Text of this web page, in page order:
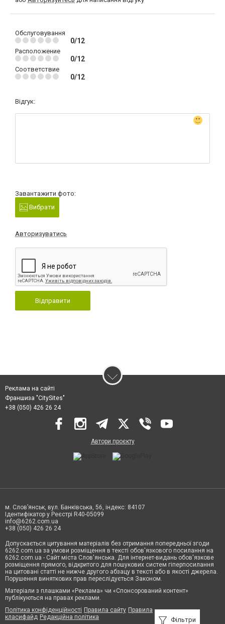
Обслуговування
0/12
Расположение
0/12
Соответствие
0/12
Відгук:
Завантажити фото:
Вибрати
Авторизуватись
Відправити
Фільтри
Реклама на сайті
Франшиза "CitySites"
+38 (050) 426 26 24
Автори проєкту
м. Слов’янськ, вул. Банківська, 56, індекс: 84107
Ідентифікатор у Реєстрі R40-05099
info@6262.com.ua
+38 (050) 426 26 24
Допускається цитування матеріалів без отримання попередньої згоди
6262.com.ua за умови розміщення в тексті обов'язкового посилання на
6262.com.ua - Сайт міста Слов'янська. Для інтернет-видань обов'язкове
розміщення прямого, відкритого для пошукових систем гіперпосилання
на цитовані статті не нижче другого абзацу в тексті або в якості джерела.
Порушення виняткових прав переслідується Законом.
Матеріали з плашками «Реклама» чи «Спонсорований контент»
публікуються на правах реклами.
Політика конфіденційності Правила сайту Правила
класифайд Редакційна політика